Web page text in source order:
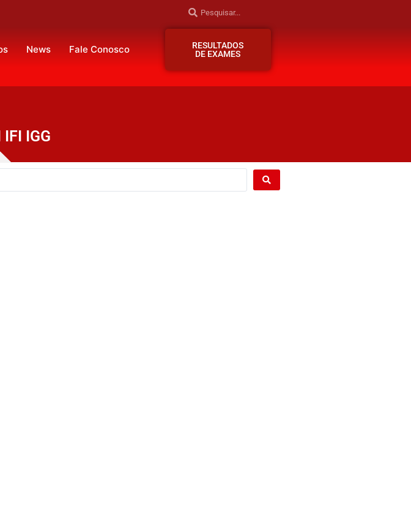
News Fale Conosco
RESULTADOS
DE EXAMES
IGG